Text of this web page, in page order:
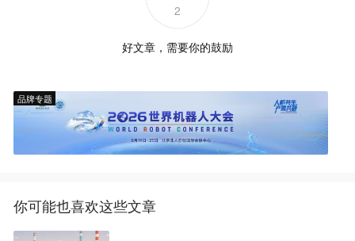
2
好文章，需要你的鼓励
品牌专题
你可能也喜欢这些文章